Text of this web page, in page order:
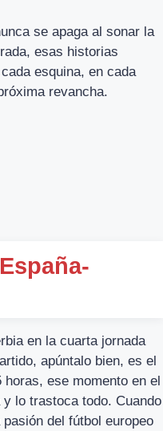
se apaga al sonar la
esas historias
esquina, en cada
revancha.
en la cuarta jornada
apúntalo bien, es el
ese momento en el
lo trastoca todo. Cuando
del fútbol europeo